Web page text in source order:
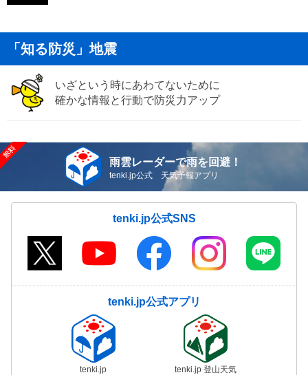
「知る防災」地震
いざという時にあわてないために
確かな情報と行動で防災力アップ
雨雲レーダーで雨を回避！
tenki.jp公式 天気予報アプリ
tenki.jp公式SNS
tenki.jp公式アプリ
tenki.jp tenki.jp 登山天気